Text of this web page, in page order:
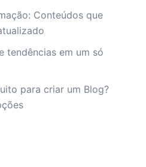
Conteúdos que
tendências em um só
para criar um Blog?